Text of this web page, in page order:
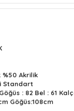
%50 Akrilik
Standart
: 82 Bel : 61
Göğüs:108cm